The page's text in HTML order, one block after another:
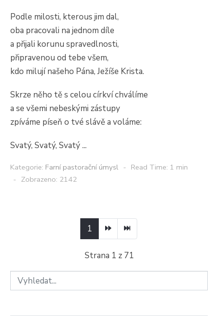
Podle milosti, kterous jim dal,
oba pracovali na jednom díle
a přijali korunu spravedlnosti,
připravenou od tebe všem,
kdo milují našeho Pána, Ježíše Krista.
Skrze něho tě s celou církví chválíme
a se všemi nebeskými zástupy
zpíváme píseň o tvé slávě a voláme:
Svatý, Svatý, Svatý ...
Kategorie: Farní pastorační úmysl
Read Time: 1 min
Zobrazeno: 2142
1
Strana 1 z 71